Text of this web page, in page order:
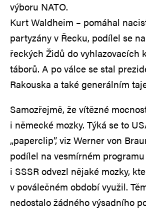
výboru NATO.
Kurt Waldheim – pomáhal
partyzány v Řecku, podílel se
řeckých Židů do vyhlazovacích
táborů. A po válce se stal
Rakouska a také generálním
Samozřejmě, že vítězné
i německé mozky. Týká se to
„paperclip”, viz Werner von
podílel na vesmírném
i SSSR odvezl nějaké mozky,
v poválečném období využil.
nedostalo žádného výsadního